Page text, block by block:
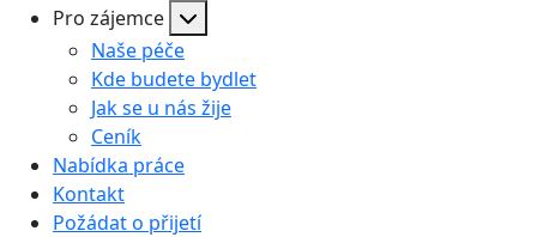
Pro zájemce
Naše péče
Kde budete bydlet
Jak se u nás žije
Ceník
Nabídka práce
Kontakt
Požádat o přijetí